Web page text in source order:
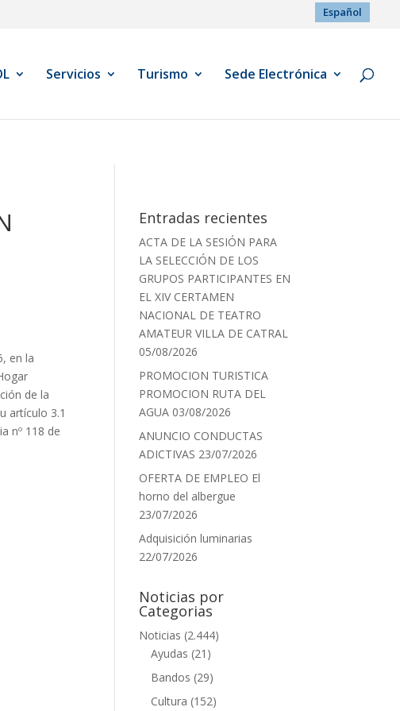
Español
Servicios Turismo Sede Electrónica
en la
de la
artículo 3.1
nº 118 de
Entradas recientes
ACTA DE LA SESIÓN PARA
LA SELECCIÓN DE LOS
GRUPOS PARTICIPANTES EN
EL XIV CERTAMEN
NACIONAL DE TEATRO
AMATEUR VILLA DE CATRAL
05/08/2026
PROMOCION TURISTICA
PROMOCION RUTA DEL
AGUA 03/08/2026
ANUNCIO CONDUCTAS
ADICTIVAS 23/07/2026
OFERTA DE EMPLEO El
horno del albergue
23/07/2026
Adquisición luminarias
22/07/2026
Noticias por
Categorias
Noticias (2.444)
Ayudas (21)
Bandos (29)
Cultura (152)